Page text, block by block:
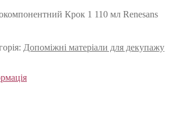
Крок 1 110 мл Renesans
Допоміжні матеріали для декупажу